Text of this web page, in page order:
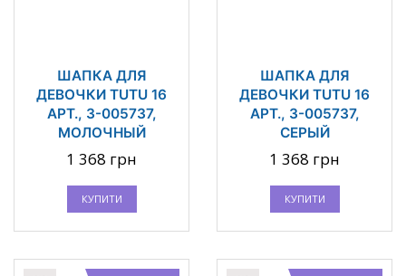
ШАПКА ДЛЯ
ДЕВОЧКИ TUTU 16
АРТ., 3-005737,
МОЛОЧНЫЙ
1 368 грн
КУПИТИ
ШАПКА ДЛЯ
ДЕВОЧКИ TUTU 16
АРТ., 3-005737,
СЕРЫЙ
1 368 грн
КУПИТИ